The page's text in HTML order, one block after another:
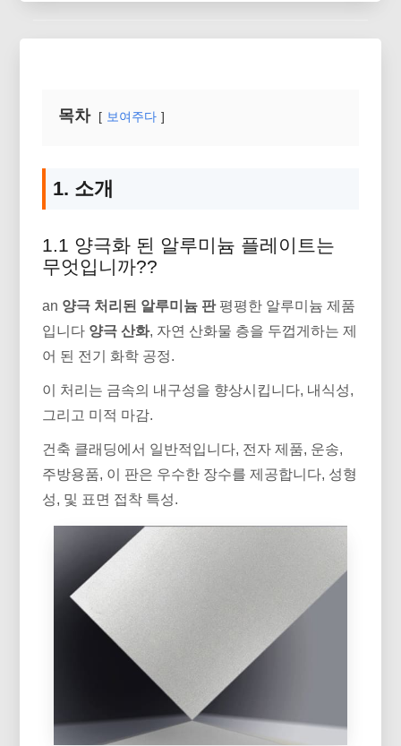
목차 보여주다
1. 소개
1.1 양극화 된 알루미늄 플레이트는
무엇입니까??
an 양극 처리된 알루미늄 판평평한 알루미늄 제품
입니다 양극 산화, 자연 산화물 층을 두껍게하는 제
어 된 전기 화학 공정.
이 처리는 금속의 내구성을 향상시킵니다, 내식성,
그리고 미적 마감.
건축 클래딩에서 일반적입니다, 전자 제품, 운송,
주방용품, 이 판은 우수한 장수를 제공합니다, 성형
성, 및 표면 접착 특성.